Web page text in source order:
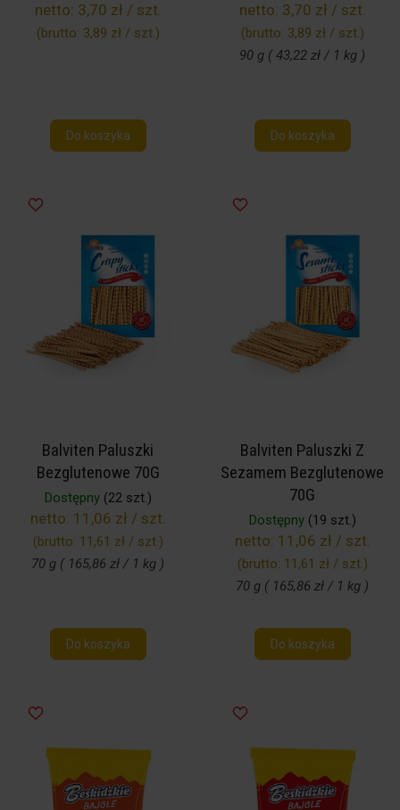
netto: 3,70 zł / szt.
(brutto: 3,89 zł / szt.)
Do koszyka
netto: 3,70 zł / szt.
(brutto: 3,89 zł / szt.)
90 g ( 43,22 zł / 1 kg )
Do koszyka
Balviten Paluszki
Bezglutenowe 70G
Dostępny(22 szt.)
netto: 11,06 zł / szt.
(brutto: 11,61 zł / szt.)
70 g ( 165,86 zł / 1 kg )
Do koszyka
Balviten Paluszki Z
Sezamem Bezglutenowe
70G
Dostępny(19 szt.)
netto: 11,06 zł / szt.
(brutto: 11,61 zł / szt.)
70 g ( 165,86 zł / 1 kg )
Do koszyka